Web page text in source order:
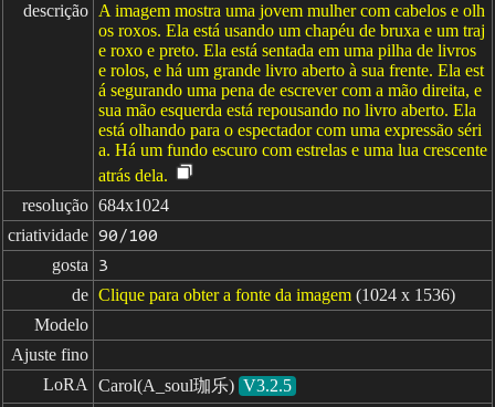
descrição A imagem mostra uma jovem mulher com cabelos e olh
os roxos. Ela está usando um chapéu de bruxa e um traj
e roxo e preto. Ela está sentada em uma pilha de livros
e rolos, e há um grande livro aberto à sua frente. Ela est
á segurando uma pena de escrever com a mão direita, e
sua mão esquerda está repousando no livro aberto. Ela
está olhando para o espectador com uma expressão séri
a. Há um fundo escuro com estrelas e uma lua crescente
atrás dela.
resolução 684x1024
criatividade 90/100
gosta 3
de Clique para obter a fonte da imagem (1024 x 1536)
Modelo
Ajuste fino
LoRA
Carol(A_soul珈乐) V3.2.5